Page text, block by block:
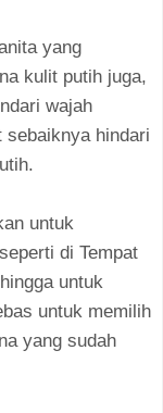
yang
kulit putih juga,
wajah
sebaiknya hindari
untuk
di Tempat
untuk
untuk memilih
yang sudah